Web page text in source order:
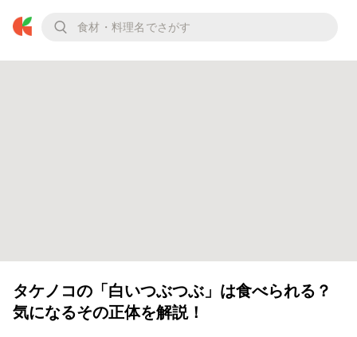
タケノコの「白いつぶつぶ」は食べられる？
気になるその正体を解説！